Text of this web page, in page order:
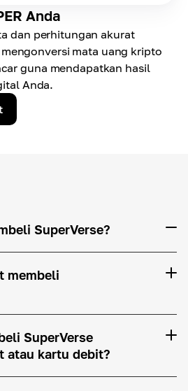
Anda
dan perhitungan akurat
mata uang kripto
guna mendapatkan hasil
Anda.
SuperVerse?
membeli
SuperVerse
atau kartu debit?